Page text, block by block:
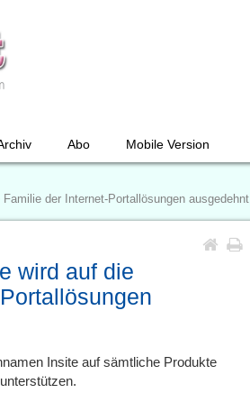
Abo Mobile Version
der Internet-Portallösungen ausgedehnt
wird auf die
Insite auf sämtliche Produkte